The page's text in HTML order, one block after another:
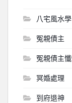
八宅風水學
冤親債主
冤親債主
冥婚處理
到府退神